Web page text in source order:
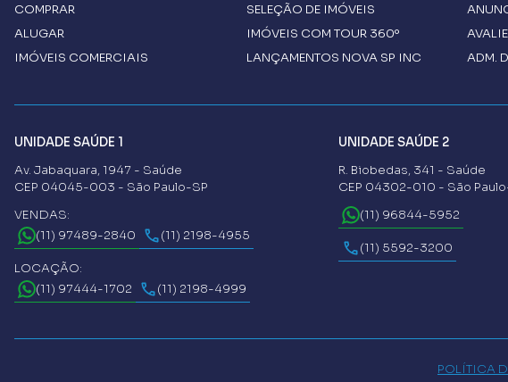
COMPRAR
ALUGAR
IMÓVEIS COMERCIAIS
SELEÇÃO DE IMÓVEIS
IMÓVEIS COM TOUR 360º
LANÇAMENTOS NOVA SP INC
ADM.
UNIDADE SAÚDE 1
Av. Jabaquara, 1947 - Saúde
CEP 04045-003 - São Paulo-SP
VENDAS:
(11) 97489-2840
(11) 2198-4955
LOCAÇÃO:
(11) 97444-1702
(11) 2198-4999
UNIDADE SAÚDE 2
R. Biobedas, 341 - Saúde
CEP 04302-010 - São
(11) 96844-5952
(11) 5592-3200
POLÍTICA